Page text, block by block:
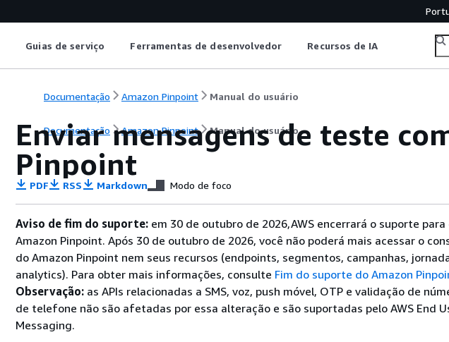
Guias de serviço Ferramentas de desenvolvedor Recursos de IA
Documentação Amazon Pinpoint Manual do usuário
Documentação Amazon Pinpoint Manual do usuário
Enviar mensagens de teste
Pinpoint
PDF RSS Markdown Modo de foco
Aviso de fim do suporte: em 30 de outubro de 2026,AWS encerrará o suporte para
Amazon Pinpoint. Após 30 de outubro de 2026, você não poderá mais acessar o
do Amazon Pinpoint nem seus recursos (endpoints, segmentos, campanhas,
analytics). Para obter mais informações, consulte Fim do suporte do Amazon
Observação: as APIs relacionadas a SMS, voz, push móvel, OTP e validação de
de telefone não são afetadas por essa alteração e são suportadas pelo AWS End
Messaging.